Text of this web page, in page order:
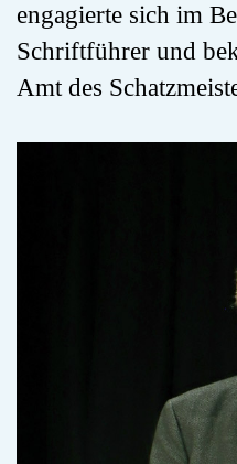
engagierte sich im
Schriftführer und
Amt des